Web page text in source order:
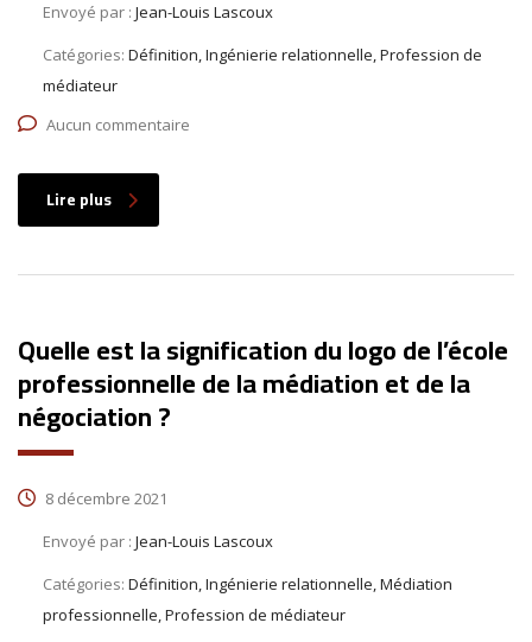
Envoyé par : Jean-Louis Lascoux
Catégories: Définition, Ingénierie relationnelle, Profession de
médiateur
Aucun commentaire
Lire plus
Quelle est la signification du logo de l’école
professionnelle de la médiation et de la
négociation ?
8 décembre 2021
Envoyé par : Jean-Louis Lascoux
Catégories: Définition, Ingénierie relationnelle, Médiation
professionnelle, Profession de médiateur